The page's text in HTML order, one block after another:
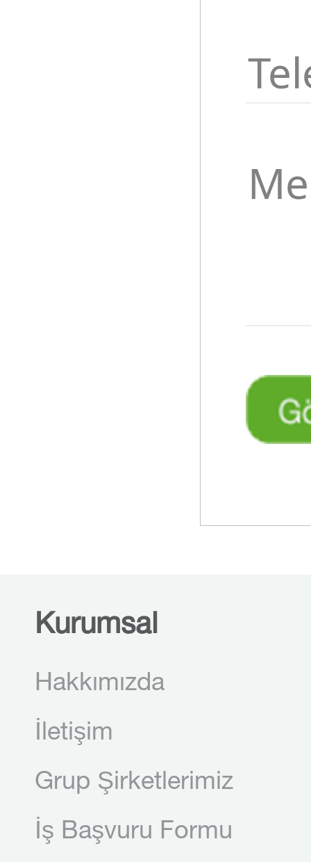
Kurumsal
Hakkımızda
İletişim
Grup Şirketlerimiz
İş Başvuru Formu